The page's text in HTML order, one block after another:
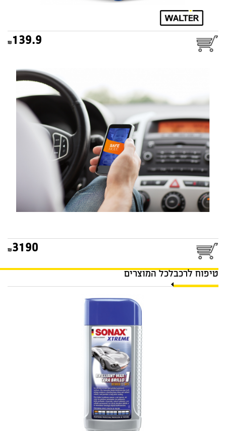
139.9
מערכת מניעת הסחות טלפון
בזמן נהיגה SAVERONE
3190
טיפוח לרכבלכל המוצרים
סוג:מקורי